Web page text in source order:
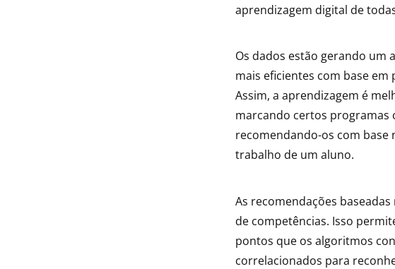
aprendizagem digital de
Os dados estão gerando um
mais eficientes com base em
Assim, a aprendizagem é
marcando certos programas
recomendando-os com base
trabalho de um aluno.
As recomendações
de competências. Isso
pontos que os algoritmos
correlacionados para